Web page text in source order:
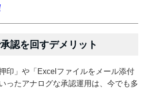
認を回すデメリット
印」や「Excelファイルをメール添付
ったアナログな承認運用は、今でも多